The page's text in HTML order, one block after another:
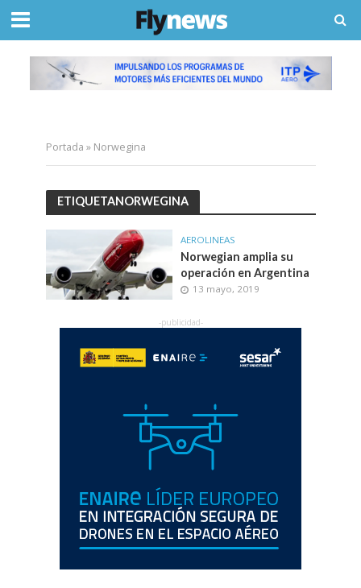
Portada » Norwegina
ETIQUETANORWEGINA
AEROLINEAS
Norwegian amplia su
operación en Argentina
13 mayo, 2019